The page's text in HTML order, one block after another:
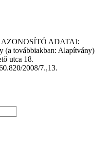
ADATAI:
(a továbbiakban: Alapítvány)
utca 18.
2008/7.,13.